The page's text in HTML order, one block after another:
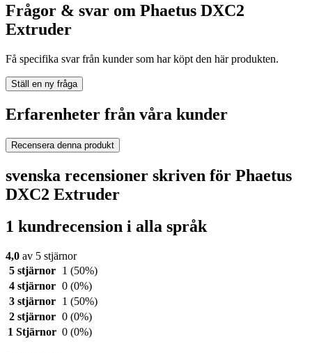
Frågor & svar om Phaetus DXC2
Extruder
Få specifika svar från kunder som har köpt den här produkten.
Ställ en ny fråga
Erfarenheter från våra kunder
Recensera denna produkt
svenska recensioner skriven för Phaetus
DXC2 Extruder
1 kundrecension i alla språk
4,0 av 5 stjärnor
5 stjärnor
1 (50%)
4 stjärnor 0 (0%)
3 stjärnor
1 (50%)
2 stjärnor 0 (0%)
1 Stjärnor 0 (0%)